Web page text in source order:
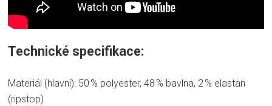
Technické specifikace:
Materiál (hlavní): 50 % polyester, 48 % bavlna, 2 % elastan
(ripstop)